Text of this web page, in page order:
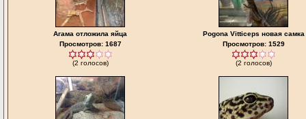
Агама отложила яйца
Просмотров: 1687
(2 голосов)
Pogona Vitticeps новая самка
Просмотров: 1529
(2 голосов)